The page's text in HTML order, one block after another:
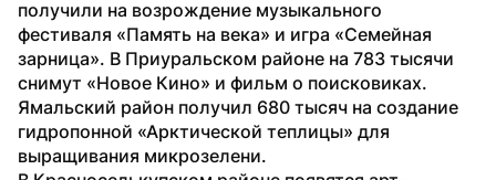
получили на возрождение музыкального
фестиваля «Память на века» и игра «Семейная
зарница». В Приуральском районе на 783 тысячи
снимут «Новое Кино» и фильм о поисковиках.
Ямальский район получил 680 тысяч на создание
гидропонной «Арктической теплицы» для
выращивания микрозелени.